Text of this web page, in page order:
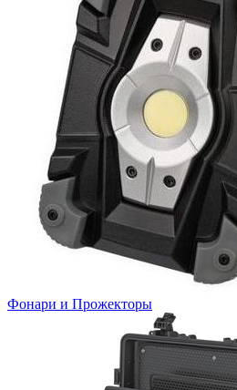
Фонари и Прожекторы